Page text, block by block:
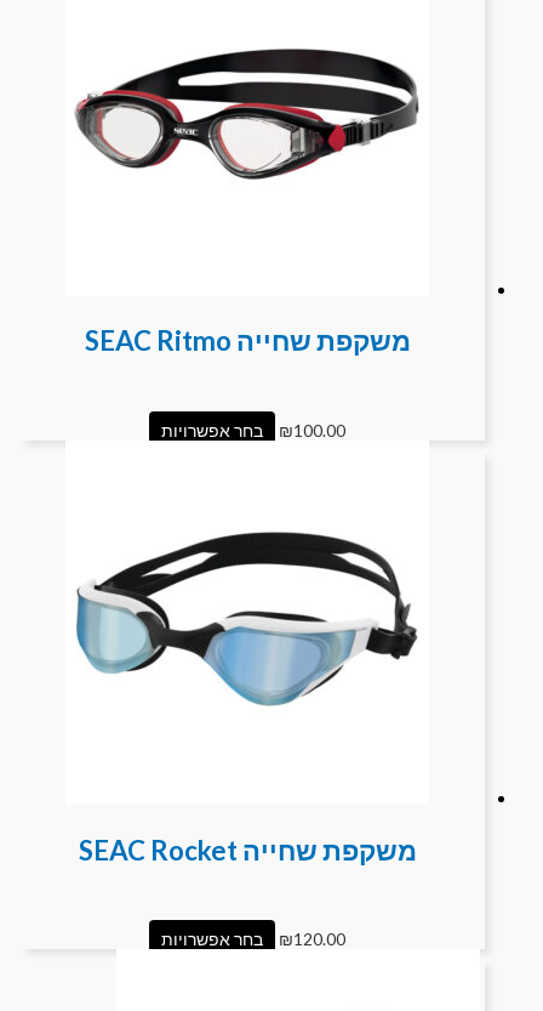
משקפת שחייה SEAC Ritmo
₪100.00 בחר אפשרויות
משקפת שחייה SEAC Rocket
₪120.00 בחר אפשרויות